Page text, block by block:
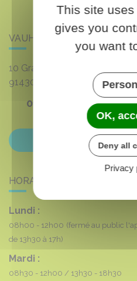
VAUHALLAN
10 Grande rue du 8 mai 1945
91430
VAUHALLAN
01 69 35 53 00
Contactez-nous
HORAIRES DE LA MAIRIE
Lundi :
08h00 - 12h00 (fermé au public
de 13h30 à 17h)
Mardi :
08h30 - 12h00 13h30 - 18h30
This site
gives you
you want
OK,
Deny all
Privacy